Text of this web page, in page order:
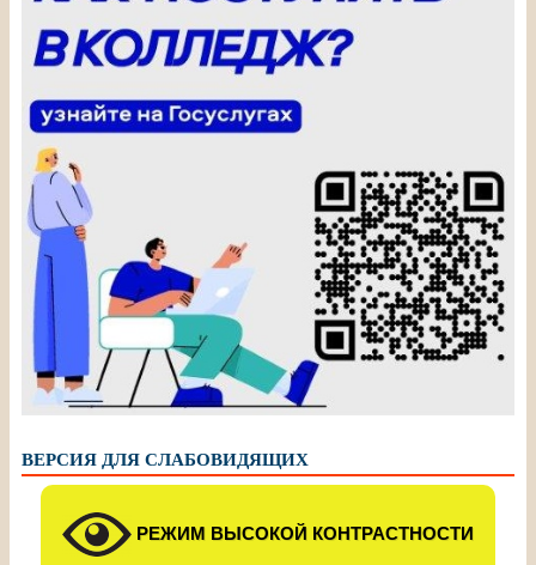
ВЕРСИЯ ДЛЯ СЛАБОВИДЯЩИХ
РЕЖИМ ВЫСОКОЙ КОНТРАСТНОСТИ